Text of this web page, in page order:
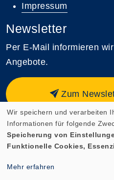
Impressum
Newsletter
Per E-Mail informieren
Angebote.
Zum
Cookie Einstellungen
Wir speichern und verarbeiten
Informationen für folgende
Speicherung von
Funktionelle Cookies,
Mehr erfahren